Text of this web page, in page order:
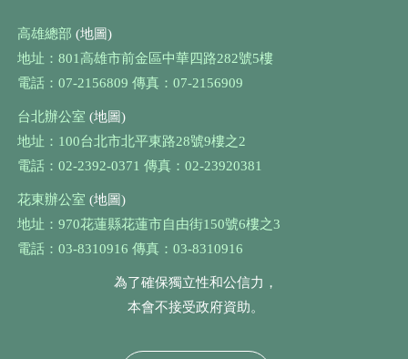
高雄總部 (地圖)
地址：801高雄市前金區中華四路282號5樓
電話：07-2156809 傳真：07-2156909
台北辦公室 (地圖)
地址：100台北市北平東路28號9樓之2
電話：02-2392-0371 傳真：02-23920381
花東辦公室 (地圖)
地址：970花蓮縣花蓮市自由街150號6樓之3
電話：03-8310916 傳真：03-8310916
為了確保獨立性和公信力，
本會不接受政府資助。